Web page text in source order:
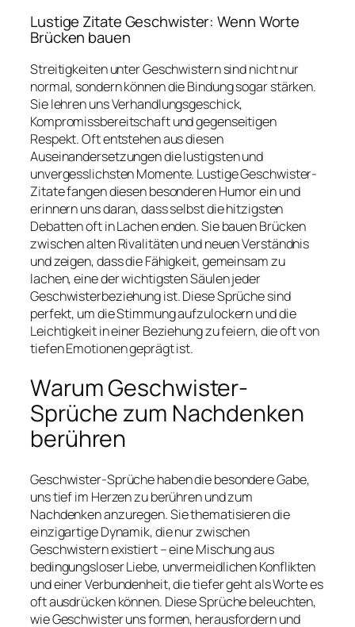
Lustige Zitate Geschwister: Wenn Worte
Brücken bauen
Streitigkeiten unter Geschwistern sind nicht nur
normal, sondern können die Bindung sogar stärken.
Sie lehren uns Verhandlungsgeschick,
Kompromissbereitschaft und gegenseitigen
Respekt. Oft entstehen aus diesen
Auseinandersetzungen die lustigsten und
unvergesslichsten Momente. Lustige Geschwister-
Zitate fangen diesen besonderen Humor ein und
erinnern uns daran, dass selbst die hitzigsten
Debatten oft in Lachen enden. Sie bauen Brücken
zwischen alten Rivalitäten und neuen Verständnis
und zeigen, dass die Fähigkeit, gemeinsam zu
lachen, eine der wichtigsten Säulen jeder
Geschwisterbeziehung ist. Diese Sprüche sind
perfekt, um die Stimmung aufzulockern und die
Leichtigkeit in einer Beziehung zu feiern, die oft von
tiefen Emotionen geprägt ist.
Warum Geschwister-
Sprüche zum Nachdenken
berühren
Geschwister-Sprüche haben die besondere Gabe,
uns tief im Herzen zu berühren und zum
Nachdenken anzuregen. Sie thematisieren die
einzigartige Dynamik, die nur zwischen
Geschwistern existiert – eine Mischung aus
bedingungsloser Liebe, unvermeidlichen Konflikten
und einer Verbundenheit, die tiefer geht als Worte es
oft ausdrücken können. Diese Sprüche beleuchten,
wie Geschwister uns formen, herausfordern und